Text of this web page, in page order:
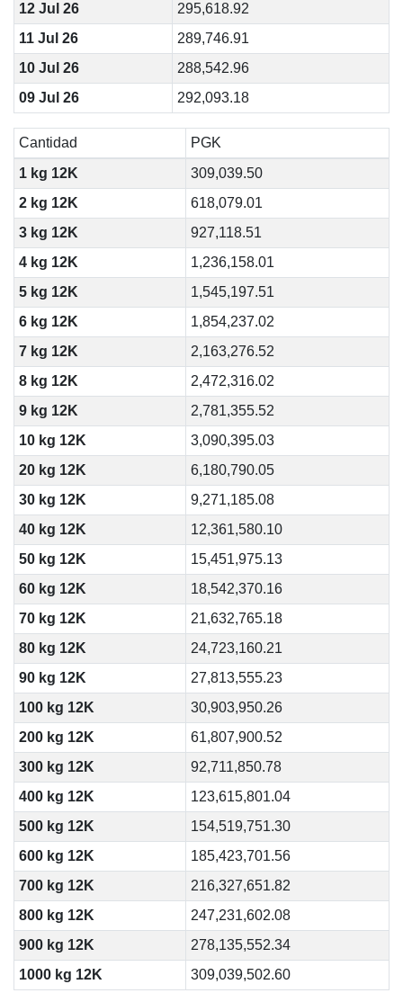
12 Jul 26
295,618.92
11 Jul 26
289,746.91
10 Jul 26
288,542.96
09 Jul 26
292,093.18
Cantidad
PGK
1 kg 12K
309,039.50
2 kg 12K
618,079.01
3 kg 12K
927,118.51
4 kg 12K
1,236,158.01
5 kg 12K
1,545,197.51
6 kg 12K
1,854,237.02
7 kg 12K
2,163,276.52
8 kg 12K
2,472,316.02
9 kg 12K
2,781,355.52
10 kg 12K
3,090,395.03
20 kg 12K
6,180,790.05
30 kg 12K
9,271,185.08
40 kg 12K
12,361,580.10
50 kg 12K
15,451,975.13
60 kg 12K
18,542,370.16
70 kg 12K
21,632,765.18
80 kg 12K
24,723,160.21
90 kg 12K
27,813,555.23
100 kg 12K
30,903,950.26
200 kg 12K
61,807,900.52
300 kg 12K
92,711,850.78
400 kg 12K
123,615,801.04
500 kg 12K
154,519,751.30
600 kg 12K
185,423,701.56
700 kg 12K
216,327,651.82
800 kg 12K
247,231,602.08
900 kg 12K
278,135,552.34
1000 kg 12K
309,039,502.60